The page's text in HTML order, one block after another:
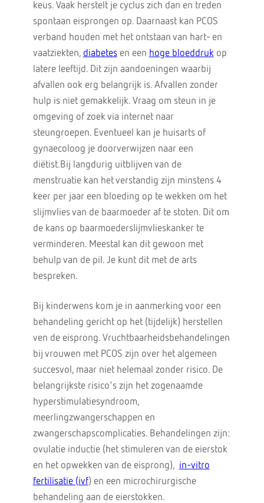
keus. Vaak herstelt je cyclus zich dan en treden
spontaan eisprongen op. Daarnaast kan PCOS
verband houden met het ontstaan van hart- en
vaatziekten, diabetesen een hoge bloeddrukop
latere leeftijd. Dit zijn aandoeningen waarbij
afvallen ook erg belangrijk is. Afvallen zonder
hulp is niet gemakkelijk. Vraag om steun in je
omgeving of zoek via internet naar
steungroepen. Eventueel kan je huisarts of
gynaecoloog je doorverwijzen naar een
diëtist.Bij langdurig uitblijven van de
menstruatie kan het verstandig zijn minstens 4
keer per jaar een bloeding op te wekken om het
slijmvlies van de baarmoeder af te stoten. Dit om
de kans op baarmoederslijmvlieskanker te
verminderen. Meestal kan dit gewoon met
behulp van de pil. Je kunt dit met de arts
bespreken.
Bij kinderwens kom je in aanmerking voor een
behandeling gericht op het (tijdelijk) herstellen
ven de eisprong. Vruchtbaarheidsbehandelingen
bij vrouwen met PCOS zijn over het algemeen
succesvol, maar niet helemaal zonder risico. De
belangrijkste risico's zijn het zogenaamde
hyperstimulatiesyndroom,
meerlingzwangerschappen en
zwangerschapscomplicaties. Behandelingen zijn:
ovulatie inductie (het stimuleren van de eierstok
en het opwekken van de eisprong), in-vitro
fertilisatie (ivf) en een microchirurgische
behandeling aan de eierstokken.